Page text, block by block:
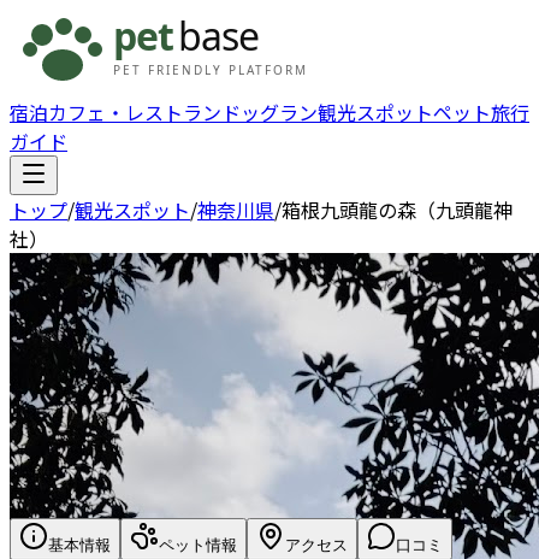
宿泊カフェ・レストラン ドッグラン観光スポットペット旅行
ガイド
トップ/観光スポット/神奈川県/箱根九頭龍の森（九頭龍神
社）
基本情報 ペット情報 アクセス 口コミ